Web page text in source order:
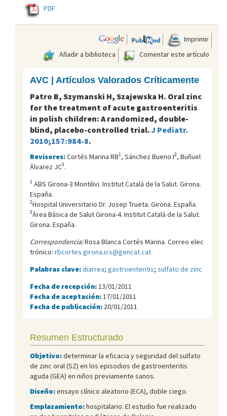
PDF
Imprimir
Añadir a biblioteca
Comentar este artículo
AVC | Artículos Valorados Críticamente
Patro B, Szymanski H, Szajewska H. Oral zinc
for the treatment of acute gastroenteritis
in polish children: A randomized, double-
blind, placebo-controlled trial. J Pediatr.
2010;157:984-8.
Revisores:Cortés Marina RB1, Sánchez Bueno I2, Buñuel
Álvarez JC3.
1 ABS Girona-3 Montilivi. Institut Catalá de la Salut. Girona.
España.
2Hospital Universitario Dr. Josep Trueta. Girona. España.
3Àrea Bàsica de Salut Girona-4. Institut Català de la Salut.
Girona. España.
Correspondencia:Rosa Blanca Cortés Marina. Correo elec
trónico: rbcortes.girona.ics@gencat.cat
Palabras clave:diarrea; gastroenteritis; sulfato de zinc
Fecha de recepción: 13/01/2011
Fecha de aceptación: 17/01/2011
Fecha de publicación: 20/01/2011
Resumen Estructurado
Objetivo:determinar la eficacia y seguridad del sulfato
de zinc oral (SZ) en los episodios de gastroenteritis
aguda (GEA) en niños previamente sanos.
Diseño:ensayo clínico aleatorio (ECA), doble ciego.
Emplazamiento:hospitalario. El estudio fue realizado